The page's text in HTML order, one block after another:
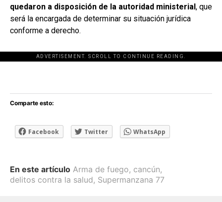
quedaron a disposición de la autoridad ministerial, que
será la encargada de determinar su situación jurídica
conforme a derecho.
ADVERTISEMENT. SCROLL TO CONTINUE READING.
[adsforwp id="243463"]
Comparte esto:
Facebook Twitter WhatsApp
En este artículo Arma de fuego, cancún,
delitos contra la salud, Supermanzana 77